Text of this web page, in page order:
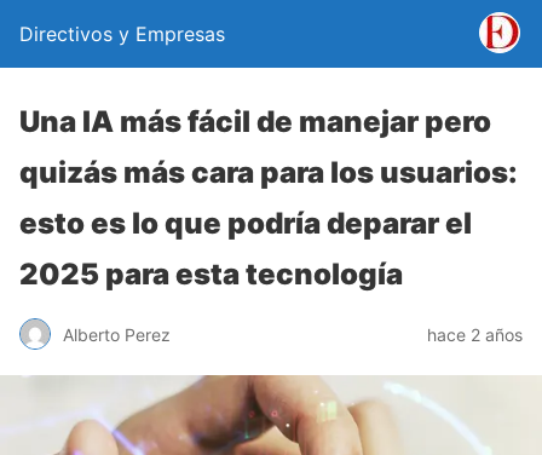
Directivos y Empresas
Una IA más fácil de manejar pero
quizás más cara para los usuarios:
esto es lo que podría deparar el
2025 para esta tecnología
Alberto Perez hace 2 años